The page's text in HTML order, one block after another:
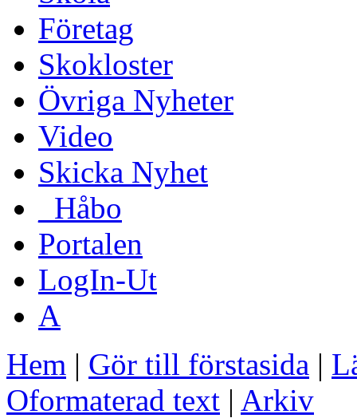
Företag
Skokloster
Övriga Nyheter
Video
Skicka Nyhet
_Håbo
Portalen
LogIn-Ut
A
Hem | Gör till förstasida |
Oformaterad text | Arkiv